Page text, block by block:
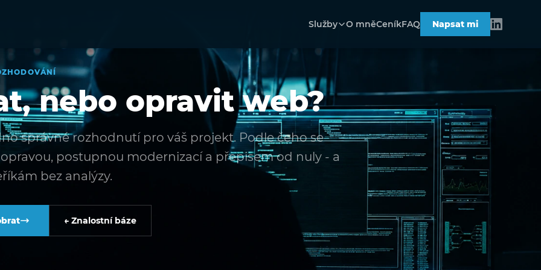
Služby O mněCeníkFAQ Napsat mi
nebo opravit web?
správné rozhodnutí pro váš projekt. Podle čeho se
postupnou modernizací a přepisem od nuly - a
bez analýzy.
← Znalostní báze